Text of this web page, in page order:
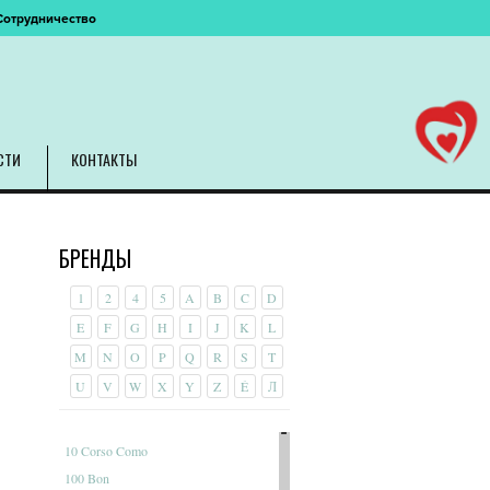
КОНТАКТЫ
БРЕНДЫ
1 2 4 5 A B C
D
E
F G H I J K
L
M
N O P Q R S
T
U
V W X Y Z É Л
10 Corso Como
100 Bon